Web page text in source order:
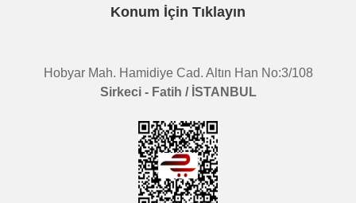
Konum İçin Tıklayın
Hobyar Mah. Hamidiye Cad. Altın Han No:3/108
Sirkeci - Fatih / İSTANBUL